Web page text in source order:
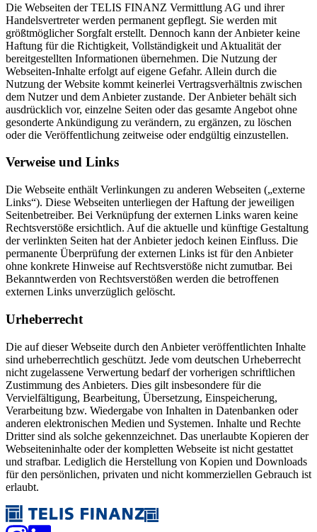
Die Webseiten der TELIS FINANZ Vermittlung AG und ihrer
Handelsvertreter werden permanent gepflegt. Sie werden mit
größtmöglicher Sorgfalt erstellt. Dennoch kann der Anbieter keine
Haftung für die Richtigkeit, Vollständigkeit und Aktualität der
bereitgestellten Informationen übernehmen. Die Nutzung der
Webseiten-Inhalte erfolgt auf eigene Gefahr. Allein durch die
Nutzung der Website kommt keinerlei Vertragsverhältnis zwischen
dem Nutzer und dem Anbieter zustande. Der Anbieter behält sich
ausdrücklich vor, einzelne Seiten oder das gesamte Angebot ohne
gesonderte Ankündigung zu verändern, zu ergänzen, zu löschen
oder die Veröffentlichung zeitweise oder endgültig einzustellen.
Verweise und Links
Die Webseite enthält Verlinkungen zu anderen Webseiten („externe
Links“). Diese Webseiten unterliegen der Haftung der jeweiligen
Seitenbetreiber. Bei Verknüpfung der externen Links waren keine
Rechtsverstöße ersichtlich. Auf die aktuelle und künftige Gestaltung
der verlinkten Seiten hat der Anbieter jedoch keinen Einfluss. Die
permanente Überprüfung der externen Links ist für den Anbieter
ohne konkrete Hinweise auf Rechtsverstöße nicht zumutbar. Bei
Bekanntwerden von Rechtsverstößen werden die betroffenen
externen Links unverzüglich gelöscht.
Urheberrecht
Die auf dieser Webseite durch den Anbieter veröffentlichten Inhalte
sind urheberrechtlich geschützt. Jede vom deutschen Urheberrecht
nicht zugelassene Verwertung bedarf der vorherigen schriftlichen
Zustimmung des Anbieters. Dies gilt insbesondere für die
Vervielfältigung, Bearbeitung, Übersetzung, Einspeicherung,
Verarbeitung bzw. Wiedergabe von Inhalten in Datenbanken oder
anderen elektronischen Medien und Systemen. Inhalte und Rechte
Dritter sind als solche gekennzeichnet. Das unerlaubte Kopieren der
Webseiteninhalte oder der kompletten Webseite ist nicht gestattet
und strafbar. Lediglich die Herstellung von Kopien und Downloads
für den persönlichen, privaten und nicht kommerziellen Gebrauch ist
erlaubt.